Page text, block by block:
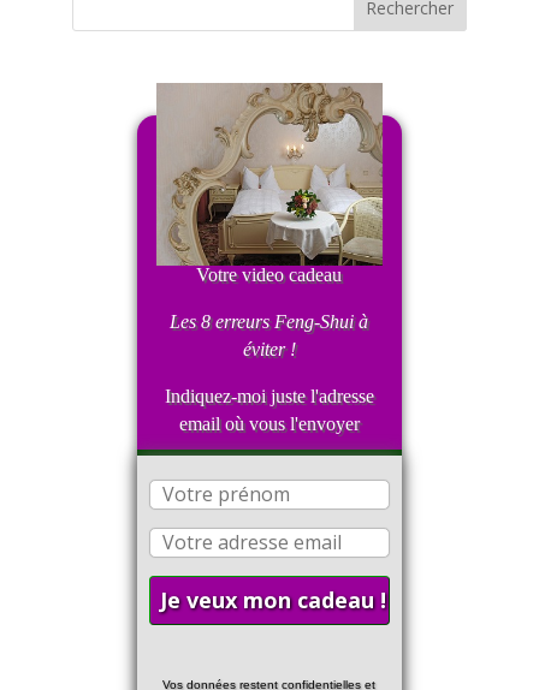
Votre video cadeau
Les 8 erreurs Feng-Shuià
éviter !
Indiquez-moi juste l'adresse
email où vous l'envoyer
Vos données restent confidentielles et